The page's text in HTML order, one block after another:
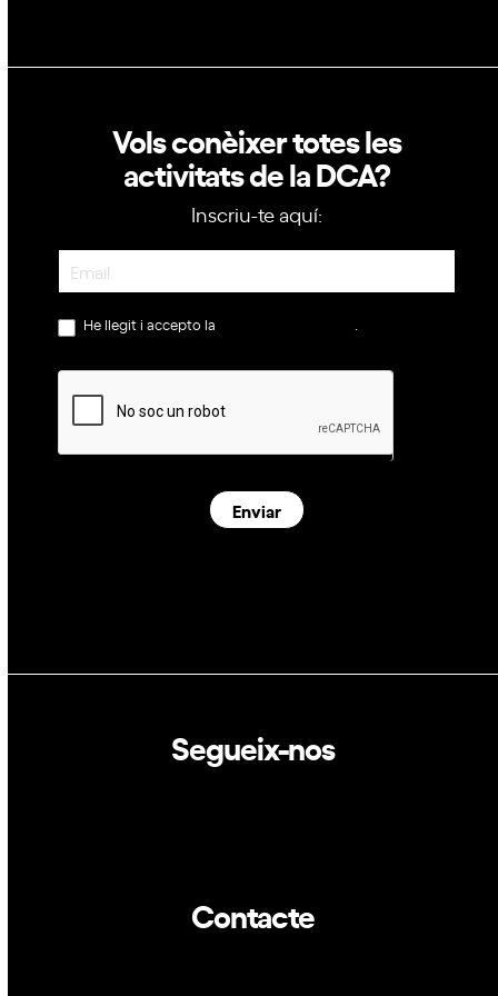
Vols conèixer totes les
activitats de la DCA?
Inscriu-te aquí:
Newsletter
He llegit i accepto la
Enviar
Segueix-nos
Contacte